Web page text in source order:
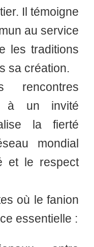
Il témoigne
au service
les traditions
sa création.
rencontres
à un invité
la fierté
mondial
et le respect
où le fanion
essentielle :